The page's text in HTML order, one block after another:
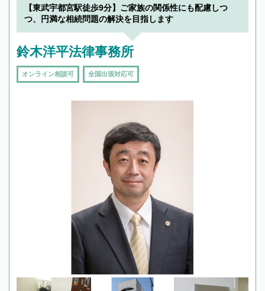
【東武宇都宮駅徒歩9分】ご家族の関係性にも配慮しつ
つ、円満な相続問題の解決を目指します
鈴木洋平法律事務所
オンライン相談可 全国出張対応可